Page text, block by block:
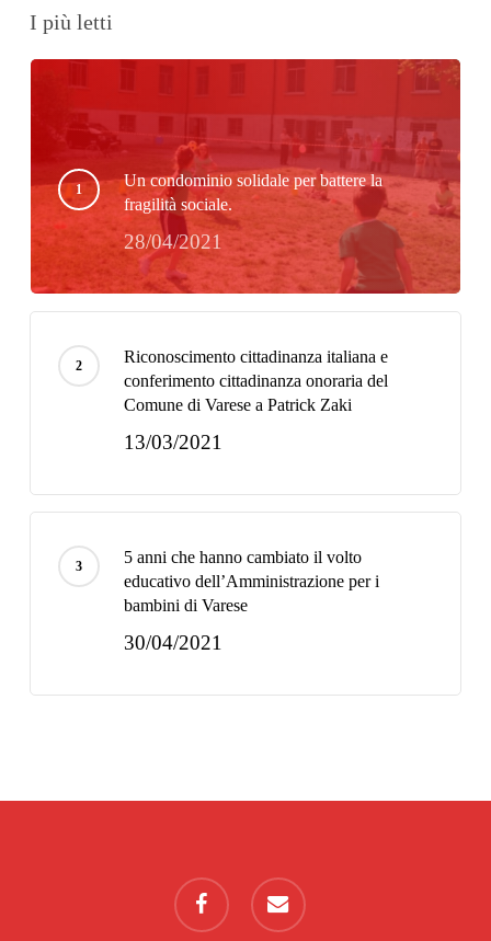
I più letti
Un condominio solidale per battere la
fragilità sociale.
28/04/2021
Riconoscimento cittadinanza italiana e
conferimento cittadinanza onoraria del
Comune di Varese a Patrick Zaki
13/03/2021
5 anni che hanno cambiato il volto
educativo dell’Amministrazione per i
bambini di Varese
30/04/2021
facebook email